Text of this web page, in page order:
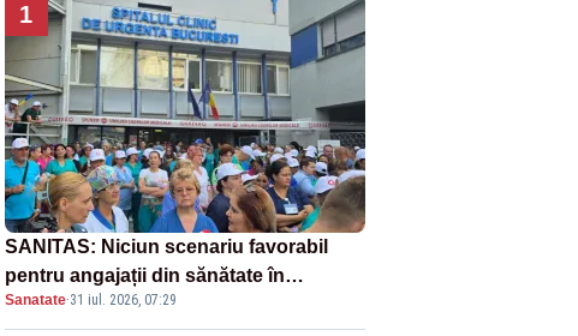
1
SANITAS: Niciun scenariu favorabil
pentru angajații din sănătate în
proiectul Legii salarizării
Sanatate·31 iul. 2026, 07:29